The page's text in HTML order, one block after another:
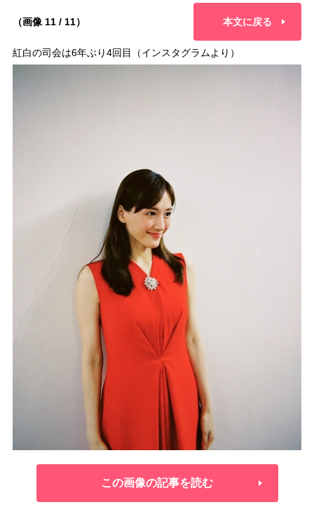
（画像 11 / 11） 本文に戻る
紅白の司会は6年ぶり4回目（インスタグラムより）
この画像の記事を読む